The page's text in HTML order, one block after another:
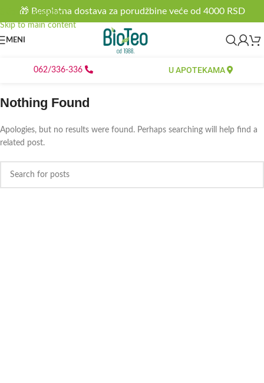
Skip to navigation
Skip to main content
🎁 Besplatna dostava za porudžbine veće od 4000 RSD
MENI
062/336-336 U APOTEKAMA
Nothing Found
Apologies, but no results were found. Perhaps searching will help find a
related post.